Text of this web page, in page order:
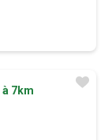
à 7km